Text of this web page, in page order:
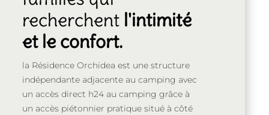
recherchent l'intimité
et le confort.
la Résidence Orchidea est une structure
indépendante adjacente au camping avec
un accès direct h24 au camping grâce à
un accès piétonnier pratique situé à côté